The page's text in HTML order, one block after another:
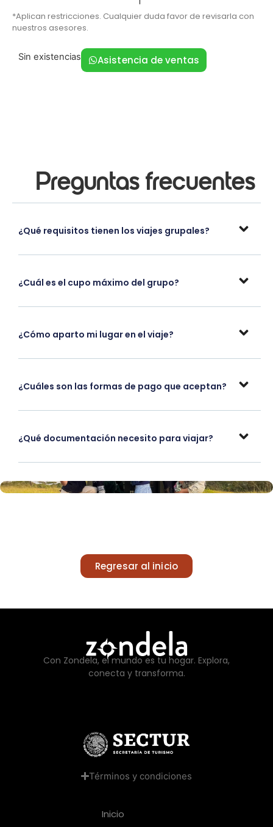
*Aplican restricciones. Cualquier duda favor de revisarla con
nuestros asesores.
Sin existencias Asistencia de ventas
Preguntas frecuentes
¿Qué requisitos tienen los viajes grupales?
¿Cuál es el cupo máximo del grupo?
¿Cómo aparto mi lugar en el viaje?
¿Cuáles son las formas de pago que aceptan?
¿Qué documentación necesito para viajar?
Regresar al inicio
Con Zondela, el mundo es tu hogar. Explora,
conecta y transforma.
Términos y condiciones
Inicio